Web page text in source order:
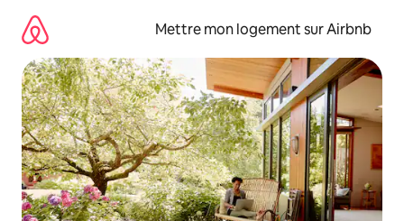
directement
contenu
Mettre mon logement sur Airbnb